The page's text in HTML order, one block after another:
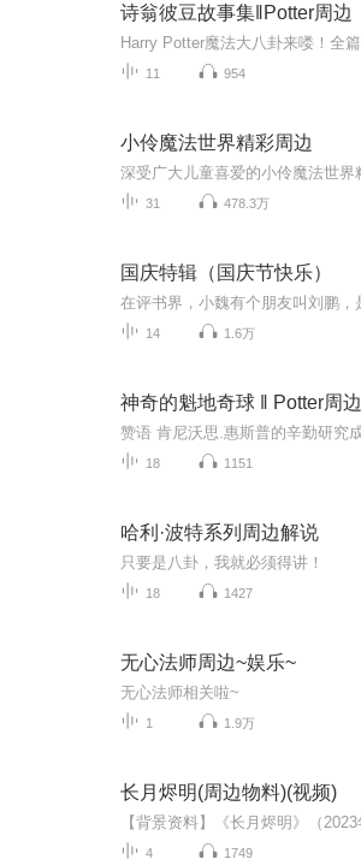
诗翁彼豆故事集‖Potter周边
11 954
小伶魔法世界精彩周边
31 478.3万
国庆特辑（国庆节快乐）
14 1.6万
神奇的魁地奇球 ‖ Potter周边
18 1151
哈利·波特系列周边解说
只要是八卦，我就必须得讲！
18 1427
无心法师周边~娱乐~
无心法师相关啦~
1 1.9万
长月烬明(周边物料)(视频)
4 1749